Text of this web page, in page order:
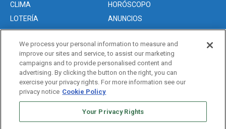
CLIMA
HORÓSCOPO
LOTERÍA
ANUNCIOS
Acerca de nosotros
Advertise with Us/Anuncios
Politica de Privacidad
Editorial Guidelines
We process your personal information to measure and
improve our sites and service, to assist our marketing
campaigns and to provide personalised content and
advertising. By clicking the button on the right, you can
exercise your privacy rights. For more information see our
privacy notice Cookie Policy
Your Privacy Rights